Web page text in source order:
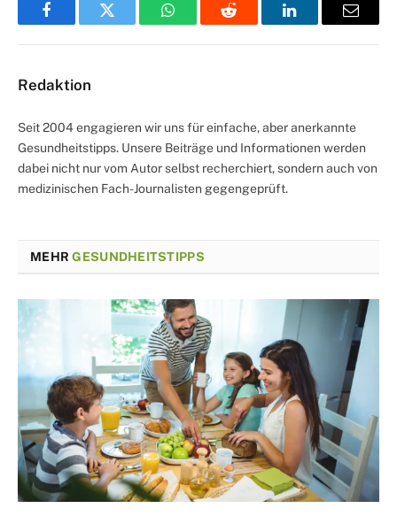
FacebookTwitter WhatsAppReddit LinkedInEmail
Redaktion
Seit 2004 engagieren wir uns für einfache, aber anerkannte
Gesundheitstipps. Unsere Beiträge und Informationen werden
dabei nicht nur vom Autor selbst recherchiert, sondern auch von
medizinischen Fach-Journalisten gegengeprüft.
MEHRGESUNDHEITSTIPPS